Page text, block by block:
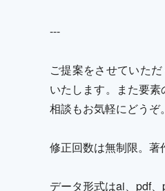
---
ご提案をさせていた
いたします。また要
相談もお気軽にどうぞ。
修正回数は無制限。著
データ形式はai、pdf、